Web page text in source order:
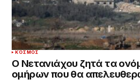
ΚΌΣΜΟΣ
Ο Νετανιάχου ζητά τα
ομήρων που θα